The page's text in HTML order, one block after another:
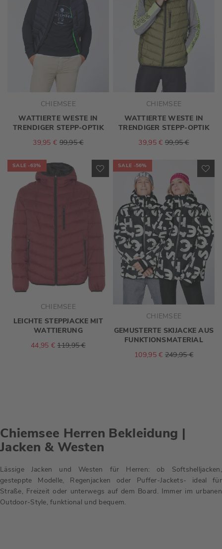
CHIEMSEE
WATTIERTE WESTE IN
TRENDIGER STEPP-OPTIK
39,95 € 99,95 €
CHIEMSEE
WATTIERTE WESTE IN
TRENDIGER STEPP-OPTIK
39,95 € 99,95 €
SALE -63%
ZUR
WUNSCHLISTE
HINZUFÜGEN
CHIEMSEE
LEICHTE STEPPJACKE MIT
WATTIERUNG
44,95 € 119,95 €
SALE -56%
CHIEMSEE
GEMUSTERTE SKIJACKE AUS
FUNKTIONSMATERIAL
109,95 € 249,95 €
Chiemsee Herren Bekleidung |
Jacken & Westen
Lässige Jacken und Westen für Herren: ob Softshelljacken,
gesteppte Modelle, Regenjacken oder Puffer-Jackets- ideal für
Straße, Freizeit oder unterwegs auf dem Board. Immer im urbanen
Outdoor-Style, funktional und bequem.